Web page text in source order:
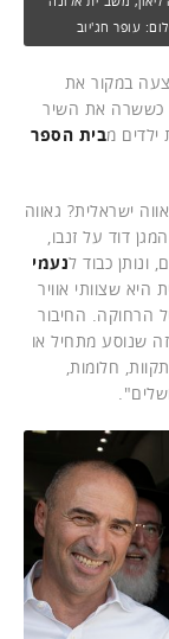
עופר חג'יוב
במקור את
כששרה את השיר
ילדים מבית הספר
ישראלית? גאווה
דוד על זנבו,
ונותן כבוד לנעמי
שצוותי אוויר
הרחוקה. החיבור
שנוסע מתחיל או
חלומות,